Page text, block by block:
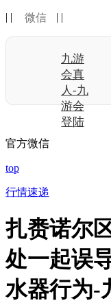
| | 微信 | |
九游
会真
人-九
游会
登陆
官方微信
top
行情速递
扎赉诺尔
处一起误
水器行为-